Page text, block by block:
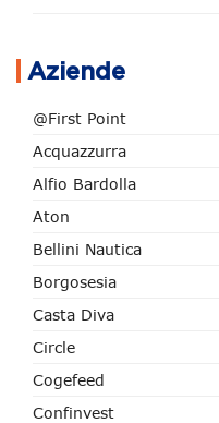
Aziende
@First Point
Acquazzurra
Alfio Bardolla
Aton
Bellini Nautica
Borgosesia
Casta Diva
Circle
Cogefeed
Confinvest